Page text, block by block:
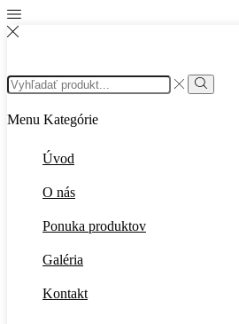
Search
input
Search
Menu Kategórie
Úvod
O nás
Ponuka produktov
Galéria
Kontakt